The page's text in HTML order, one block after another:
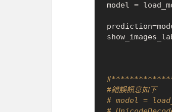
model =
#錯誤訊息如下
# model =